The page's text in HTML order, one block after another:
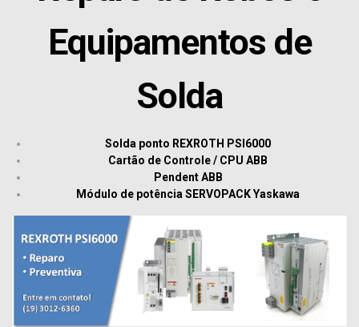
Equipamentos de
Solda
Solda ponto REXROTH PSI6000
Cartão de Controle / CPU ABB
Pendent ABB
Módulo de potência SERVOPACK Yaskawa